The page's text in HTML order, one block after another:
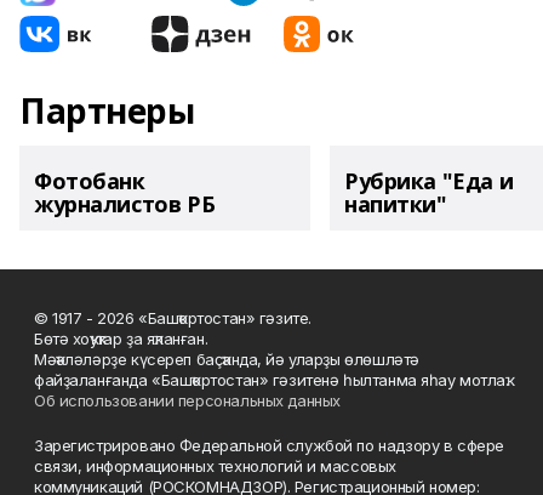
Партнеры
Фотобанк
журналистов РБ
Рубрика "Еда и
напитки"
© 1917 - 2026 «Башҡортостан» гәзите.
Бөтә хоҡуҡтар ҙа яҡланған.
Мәҡәләләрҙе күсереп баҫҡанда, йә уларҙы өлөшләтә
файҙаланғанда «Башҡортостан» гәзитенә һылтанма яһау мотлаҡ.
Об использовании персональных данных
Зарегистрировано Федеральной службой по надзору в сфере
связи, информационных технологий и массовых
коммуникаций (РОСКОМНАДЗОР). Регистрационный номер: